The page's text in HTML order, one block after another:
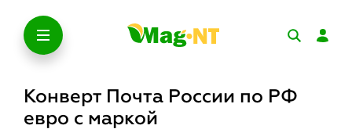
Конверт Почта России по РФ
евро с маркой